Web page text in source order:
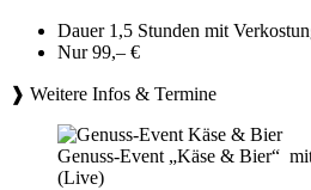
Dauer 1,5 Stunden mit
Nur 99,– €
❱ Weitere Infos & Termine
Genuss-Event „Käse & Bier“
(Live)